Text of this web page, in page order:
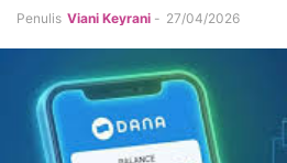
Penulis Viani Keyrani - 27/04/2026